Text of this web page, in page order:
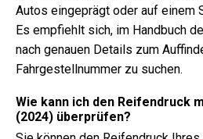
Autos eingeprägt oder auf einem
Es empfiehlt sich, im Handbuch
nach genauen Details zum
Fahrgestellnummer zu suchen.
Wie kann ich den Reifendruck
(2024) überprüfen?